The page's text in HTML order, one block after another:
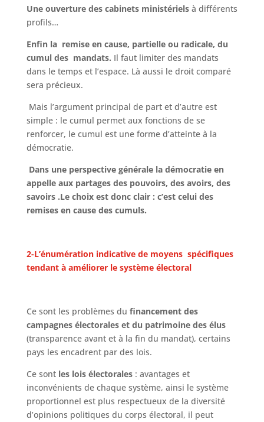
Une ouverture des cabinets ministérielsà différents
profils…
Enfin la remise en cause, partielle ou radicale, du
cumul des mandats. Il faut limiter des mandats
dans le temps et l’espace. Là aussi le droit comparé
sera précieux.
Mais l’argument principal de part et d’autre est
simple : le cumul permet aux fonctions de se
renforcer, le cumul est une forme d’atteinte à la
démocratie.
Dans une perspective générale la démocratie en
appelle aux partages des pouvoirs, des avoirs, des
savoirs .Le choix est donc clair : c’est celui des
remises en cause des cumuls.
2-L’énumération indicative de moyens spécifiques
tendant à améliorer le système électoral
Ce sont les problèmes du financement des
campagnes électorales et du patrimoine des élus
(transparence avant et à la fin du mandat), certains
pays les encadrent par des lois.
Ce sont les lois électorales: avantages et
inconvénients de chaque système, ainsi le système
proportionnel est plus respectueux de la diversité
d’opinions politiques du corps électoral, il peut